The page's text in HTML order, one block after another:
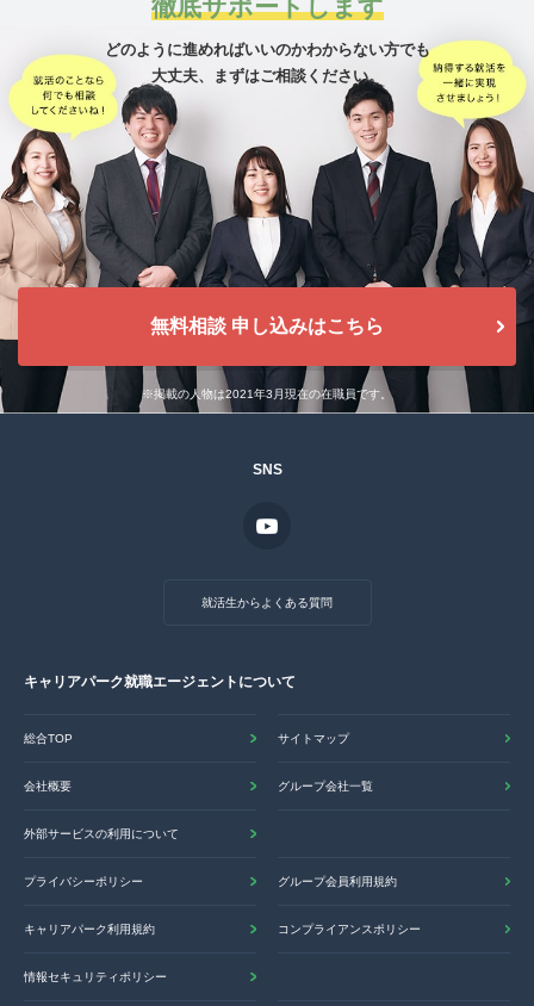
徹底サポートします
どのように進めればいいのかわからない方でも
大丈夫、
まずはご相談ください。
無料相談 申し込みはこちら
※掲載の人物は2021年3月現在の在職員です。
SNS
就活生からよくある質問
キャリアパーク就職エージェントについて
総合TOP サイトマップ
会社概要 グループ会社一覧
外部サービスの利用について
プライバシーポリシー グループ会員利用規約
キャリアパーク利用規約 コンプライアンスポリシー
情報セキュリティポリシー